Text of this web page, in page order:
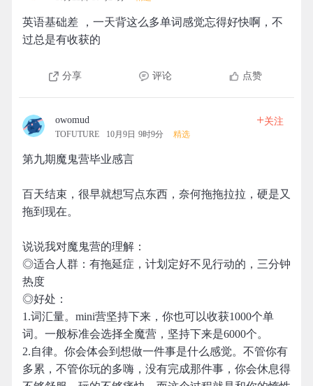
英语基础差 ，一天背这么多单词感觉忘得好快啊，不
过总是有收获的
分享 评论 点赞
owomud
TOFUTURE 10月9日 9时9分 精选
+关注
第九期魔鬼营毕业感言
百天结束，很早就想写点东西，奈何拖拖拉拉，硬是又
拖到现在。
说说我对魔鬼营的理解：
◎适合人群：有拖延症，计划定好不见行动的，三分钟
热度
◎好处：
1.词汇量。mini营坚持下来，你也可以收获1000个单
词。一般标准会选择全魔营，坚持下来是6000个。
2.自律。你会体会到想做一件事是什么感觉。不管你有
多累，不管你玩的多嗨，没有完成那件事，你会休息得